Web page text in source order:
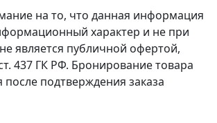
на то, что данная информация
характер и не при
является публичной офертой,
437 ГК РФ. Бронирование товара
после подтверждения заказа